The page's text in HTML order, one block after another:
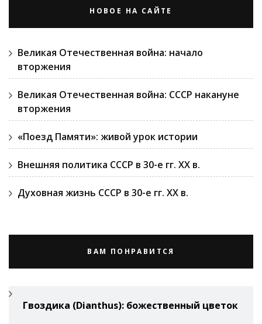
НОВОЕ НА САЙТЕ
Великая Отечественная война: начало
вторжения
Великая Отечественная война: СССР накануне
вторжения
«Поезд Памяти»: живой урок истории
Внешняя политика СССР в 30-е гг. ХХ в.
Духовная жизнь СССР в 30-е гг. ХХ в.
ВАМ ПОНРАВИТСЯ
Гвоздикa (Di­anthus): божественный цветок